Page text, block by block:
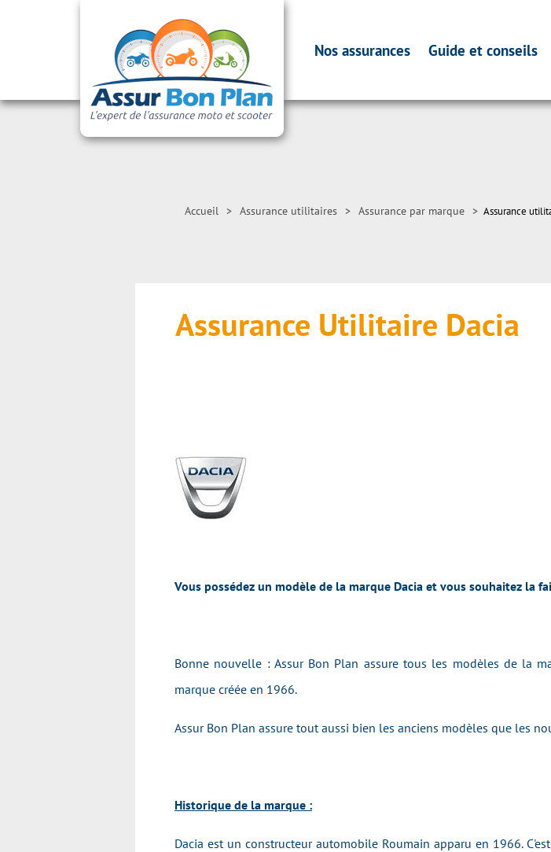
Nos assurances Guide et conseils
Accueil > Assurance utilitaires > Assurance par marque > Assurance
Assurance Utilitaire Dacia
Vous possédez un modèle de la marque Dacia et vous souhaitez la
Bonne nouvelle : Assur Bon Plan assure tous les modèles de la
marque créée en 1966.
Assur Bon Plan assure tout aussi bien les anciens modèles que les
Historique de la marque :
Dacia est un constructeur automobile Roumain apparu en 1966.